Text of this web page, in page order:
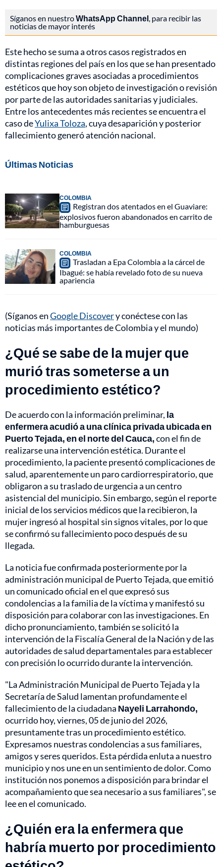
Síganos en nuestroWhatsApp Channel, para recibir las
noticias de mayor interés
Este hecho se suma a otros casos registrados en
distintas regiones del país en los que se han presentado
complicaciones graves asociadas a procedimientos
estéticos que hoy son objeto de investigación o revisión
por parte de las autoridades sanitarias y judiciales.
Entre los antecedentes más recientes se encuentra el
caso deYulixa Toloza, cuya desaparición y posterior
fallecimiento generó atención nacional.
Últimas Noticias
COLOMBIA
Registran dos atentados en el Guaviare:
explosivos fueron abandonados en carrito de
hamburguesas
COLOMBIA
Trasladan a Epa Colombia a la cárcel de
Ibagué: se había revelado foto de su nueva
apariencia
(Síganos enGoogle Discovery conéctese con las
noticias más importantes de Colombia y el mundo)
¿Qué se sabe de la mujer que
murió tras someterse a un
procedimiento estético?
De acuerdo con la información preliminar, la
enfermera acudió a una clínica privada ubicada en
Puerto Tejada, en el norte del Cauca,con el fin de
realizarse una intervención estética. Durante el
procedimiento, la paciente presentó complicaciones de
salud, aparentemente un paro cardiorrespiratorio, que
obligaron a su traslado de urgencia a un centro
asistencial del municipio. Sin embargo, según el reporte
inicial de los servicios médicos que la recibieron, la
mujer ingresó al hospital sin signos vitales, por lo que
se confirmó su fallecimiento poco después de su
llegada.
La noticia fue confirmada posteriormente por la
administración municipal de Puerto Tejada, que emitió
un comunicado oficial en el que expresó sus
condolencias a la familia de la víctima y manifestó su
disposición para colaborar con las investigaciones. En
dicho pronunciamiento, también se solicitó la
intervención de la Fiscalía General de la Nación y de las
autoridades de salud departamentales para establecer
con precisión lo ocurrido durante la intervención.
"La Administración Municipal de Puerto Tejada y la
Secretaría de Salud lamentan profundamente el
fallecimiento de la ciudadana Nayeli Larrahondo,
ocurrido hoy, viernes, 05 de junio del 2026,
presuntamente tras un procedimiento estético.
Expresamos nuestras condolencias a sus familiares,
amigos y seres queridos. Esta pérdida enluta a nuestro
municipio y nos une en un sentimiento de dolor. Como
institución nos ponemos a disposición para brindar el
acompañamiento que sea necesario a sus familiares", se
lee en el comunicado.
¿Quién era la enfermera que
habría muerto por procedimiento